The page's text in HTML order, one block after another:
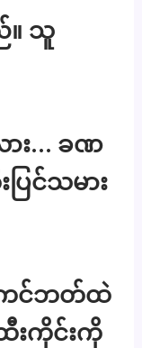
။ သူ
ား… ခဏ
ြင်သမား
ကင်ဘတ်ထဲ
းကိုင်းကို